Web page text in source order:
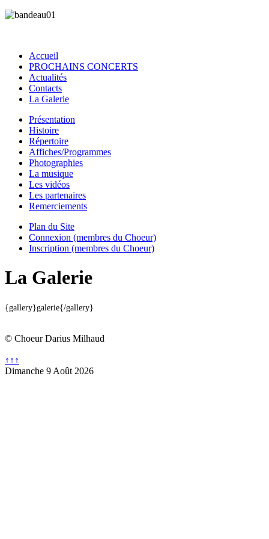
Accueil
PROCHAINS CONCERTS
Actualités
Contacts
La Galerie
Présentation
Histoire
Répertoire
Affiches/Programmes
Photographies
La musique
Les vidéos
Les partenaires
Remerciements
Plan du Site
Connexion (membres du Choeur)
Inscription (membres du Choeur)
La Galerie
{gallery}galerie{/gallery}
© Choeur Darius Milhaud
↑↑↑
Dimanche 9 Août 2026